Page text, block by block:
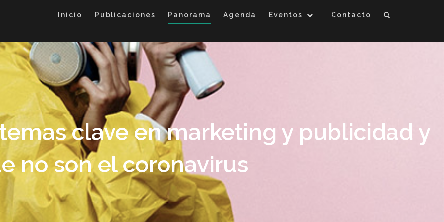
Inicio Publicaciones Panorama Agenda Eventos Contacto
clave en marketing y publicidad y
no son el coronavirus